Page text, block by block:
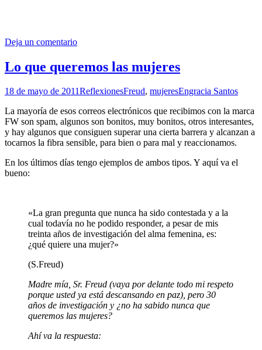
Deja un comentario
Lo que queremos las mujeres
18 de mayo de 2011ReflexionesFreud, mujeresEngracia Santos
La mayoría de esos correos electrónicos que recibimos con la marca
FW son spam, algunos son bonitos, muy bonitos, otros interesantes,
y hay algunos que consiguen superar una cierta barrera y alcanzan a
tocarnos la fibra sensible, para bien o para mal y reaccionamos.
En los últimos días tengo ejemplos de ambos tipos. Y aquí va el
bueno:
«La gran pregunta que nunca ha sido contestada y a la
cual todavía no he podido responder, a pesar de mis
treinta años de investigación del alma femenina, es:
¿qué quiere una mujer?»
(S.Freud)
Madre mía, Sr. Freud (vaya por delante todo mi respeto
porque usted ya está descansando en paz), pero 30
años de investigación y ¿no ha sabido nunca que
queremos las mujeres?
Ahí va la respuesta: